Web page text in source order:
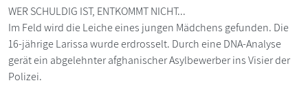
WER SCHULDIG IST, ENTKOMMT NICHT...
Im Feld wird die Leiche eines jungen Mädchens gefunden. Die
16-jährige Larissa wurde erdrosselt. Durch eine DNA-Analyse
gerät ein abgelehnter afghanischer Asylbewerber ins Visier der
Polizei.